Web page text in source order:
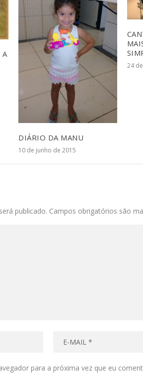
A
DIÁRIO DA MANU
10 de junho de 2015
24
publicado. Campos obrigatórios são
para a próxima vez que eu